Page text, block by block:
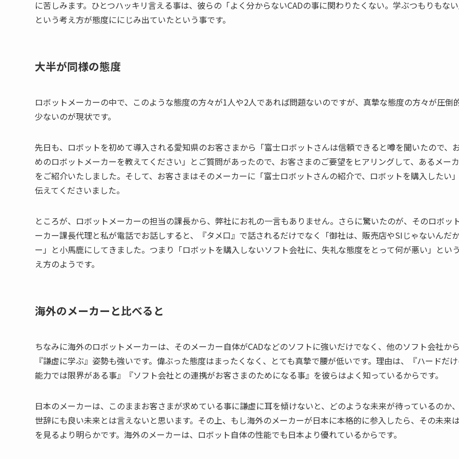
に苦しみます。ひとつハッキリ言える事は、彼らの「よく分からないCADの事に関わりたくない。学ぶつもりもない
という考え方が態度ににじみ出ていたという事です。
大半が同様の態度
ロボットメーカーの中で、このような態度の方々が1人や2人であれば問題ないのですが、真摯な態度の方々が圧倒
少ないのが現状です。
先日も、ロボットを初めて導入される愛知県のお客さまから「富士ロボットさんは信頼できると噂を聞いたので、
めのロボットメーカーを教えてください」とご質問があったので、お客さまのご要望をヒアリングして、あるメー
をご紹介いたしました。そして、お客さまはそのメーカーに「富士ロボットさんの紹介で、ロボットを購入したい
伝えてくださいました。
ところが、ロボットメーカーの担当の課長から、弊社にお礼の一言もありません。さらに驚いたのが、そのロボッ
ーカー課長代理と私が電話でお話しすると、『タメ口』で話されるだけでなく「御社は、販売店やSIじゃないんだ
ー」と小馬鹿にしてきました。つまり「ロボットを購入しないソフト会社に、失礼な態度をとって何が悪い」とい
え方のようです。
海外のメーカーと比べると
ちなみに海外のロボットメーカーは、そのメーカー自体がCADなどのソフトに強いだけでなく、他のソフト会社から
『謙虚に学ぶ』姿勢も強いです。偉ぶった態度はまったくなく、とても真摯で腰が低いです。理由は、『ハードだ
能力では限界がある事』『ソフト会社との連携がお客さまのためになる事』を彼らはよく知っているからです。
日本のメーカーは、このままお客さまが求めている事に謙虚に耳を傾けないと、どのような未来が待っているのか
世辞にも良い未来とは言えないと思います。その上、もし海外のメーカーが日本に本格的に参入したら、その未来
を見るより明らかです。海外のメーカーは、ロボット自体の性能でも日本より優れているからです。